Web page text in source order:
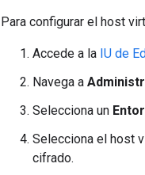
Para configurar el host
Accede a la IU de
Navega a
Selecciona un
Selecciona el host
cifrado.